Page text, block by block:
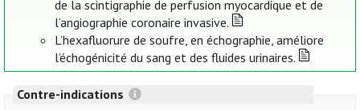
de la scintigraphie de perfusion myocardique et de
l’angiographie coronaire invasive.
L’hexafluorure de soufre, en échographie, améliore
l’échogénicité du sang et des fluides urinaires.
Contre-indications